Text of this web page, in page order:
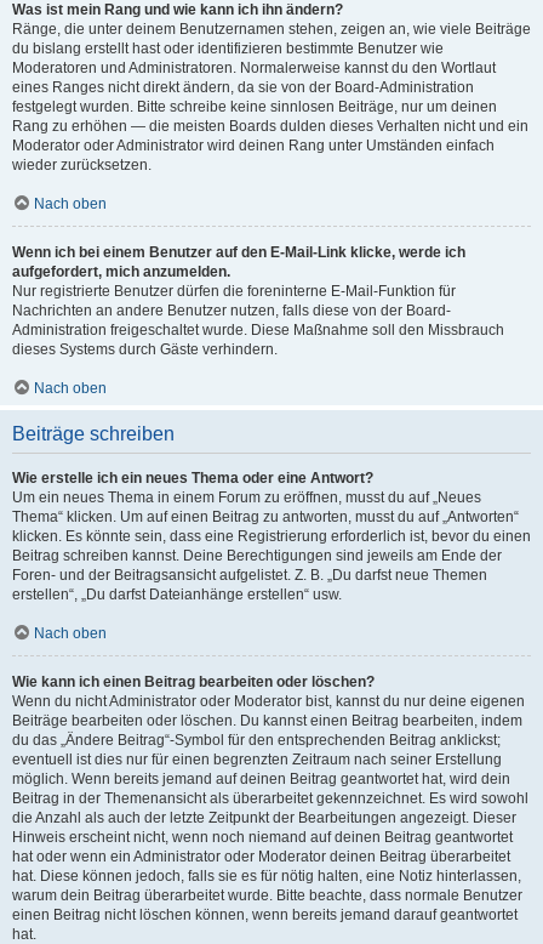
Was ist mein Rang und wie kann ich ihn ändern?
Ränge, die unter deinem Benutzernamen stehen, zeigen an, wie viele Beiträge
du bislang erstellt hast oder identifizieren bestimmte Benutzer wie
Moderatoren und Administratoren. Normalerweise kannst du den Wortlaut
eines Ranges nicht direkt ändern, da sie von der Board-Administration
festgelegt wurden. Bitte schreibe keine sinnlosen Beiträge, nur um deinen
Rang zu erhöhen — die meisten Boards dulden dieses Verhalten nicht und ein
Moderator oder Administrator wird deinen Rang unter Umständen einfach
wieder zurücksetzen.
Nach oben
Wenn ich bei einem Benutzer auf den E-Mail-Link klicke, werde ich
aufgefordert, mich anzumelden.
Nur registrierte Benutzer dürfen die foreninterne E-Mail-Funktion für
Nachrichten an andere Benutzer nutzen, falls diese von der Board-
Administration freigeschaltet wurde. Diese Maßnahme soll den Missbrauch
dieses Systems durch Gäste verhindern.
Nach oben
Beiträge schreiben
Wie erstelle ich ein neues Thema oder eine Antwort?
Um ein neues Thema in einem Forum zu eröffnen, musst du auf „Neues
Thema“ klicken. Um auf einen Beitrag zu antworten, musst du auf „Antworten“
klicken. Es könnte sein, dass eine Registrierung erforderlich ist, bevor du einen
Beitrag schreiben kannst. Deine Berechtigungen sind jeweils am Ende der
Foren- und der Beitragsansicht aufgelistet. Z. B. „Du darfst neue Themen
erstellen“, „Du darfst Dateianhänge erstellen“ usw.
Nach oben
Wie kann ich einen Beitrag bearbeiten oder löschen?
Wenn du nicht Administrator oder Moderator bist, kannst du nur deine eigenen
Beiträge bearbeiten oder löschen. Du kannst einen Beitrag bearbeiten, indem
du das „Ändere Beitrag“-Symbol für den entsprechenden Beitrag anklickst;
eventuell ist dies nur für einen begrenzten Zeitraum nach seiner Erstellung
möglich. Wenn bereits jemand auf deinen Beitrag geantwortet hat, wird dein
Beitrag in der Themenansicht als überarbeitet gekennzeichnet. Es wird sowohl
die Anzahl als auch der letzte Zeitpunkt der Bearbeitungen angezeigt. Dieser
Hinweis erscheint nicht, wenn noch niemand auf deinen Beitrag geantwortet
hat oder wenn ein Administrator oder Moderator deinen Beitrag überarbeitet
hat. Diese können jedoch, falls sie es für nötig halten, eine Notiz hinterlassen,
warum dein Beitrag überarbeitet wurde. Bitte beachte, dass normale Benutzer
einen Beitrag nicht löschen können, wenn bereits jemand darauf geantwortet
hat.